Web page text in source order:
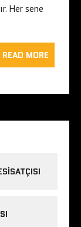
Her sene
READ MORE